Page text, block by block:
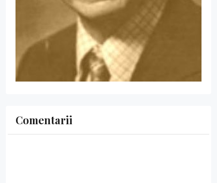
Comentarii